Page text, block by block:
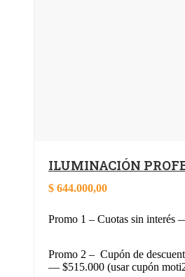
ILUMINACIÓN
$ 644.000,00
Promo 1 – Cuotas sin interés
Promo 2 – Cupón de
— $515.000 (usar cupón